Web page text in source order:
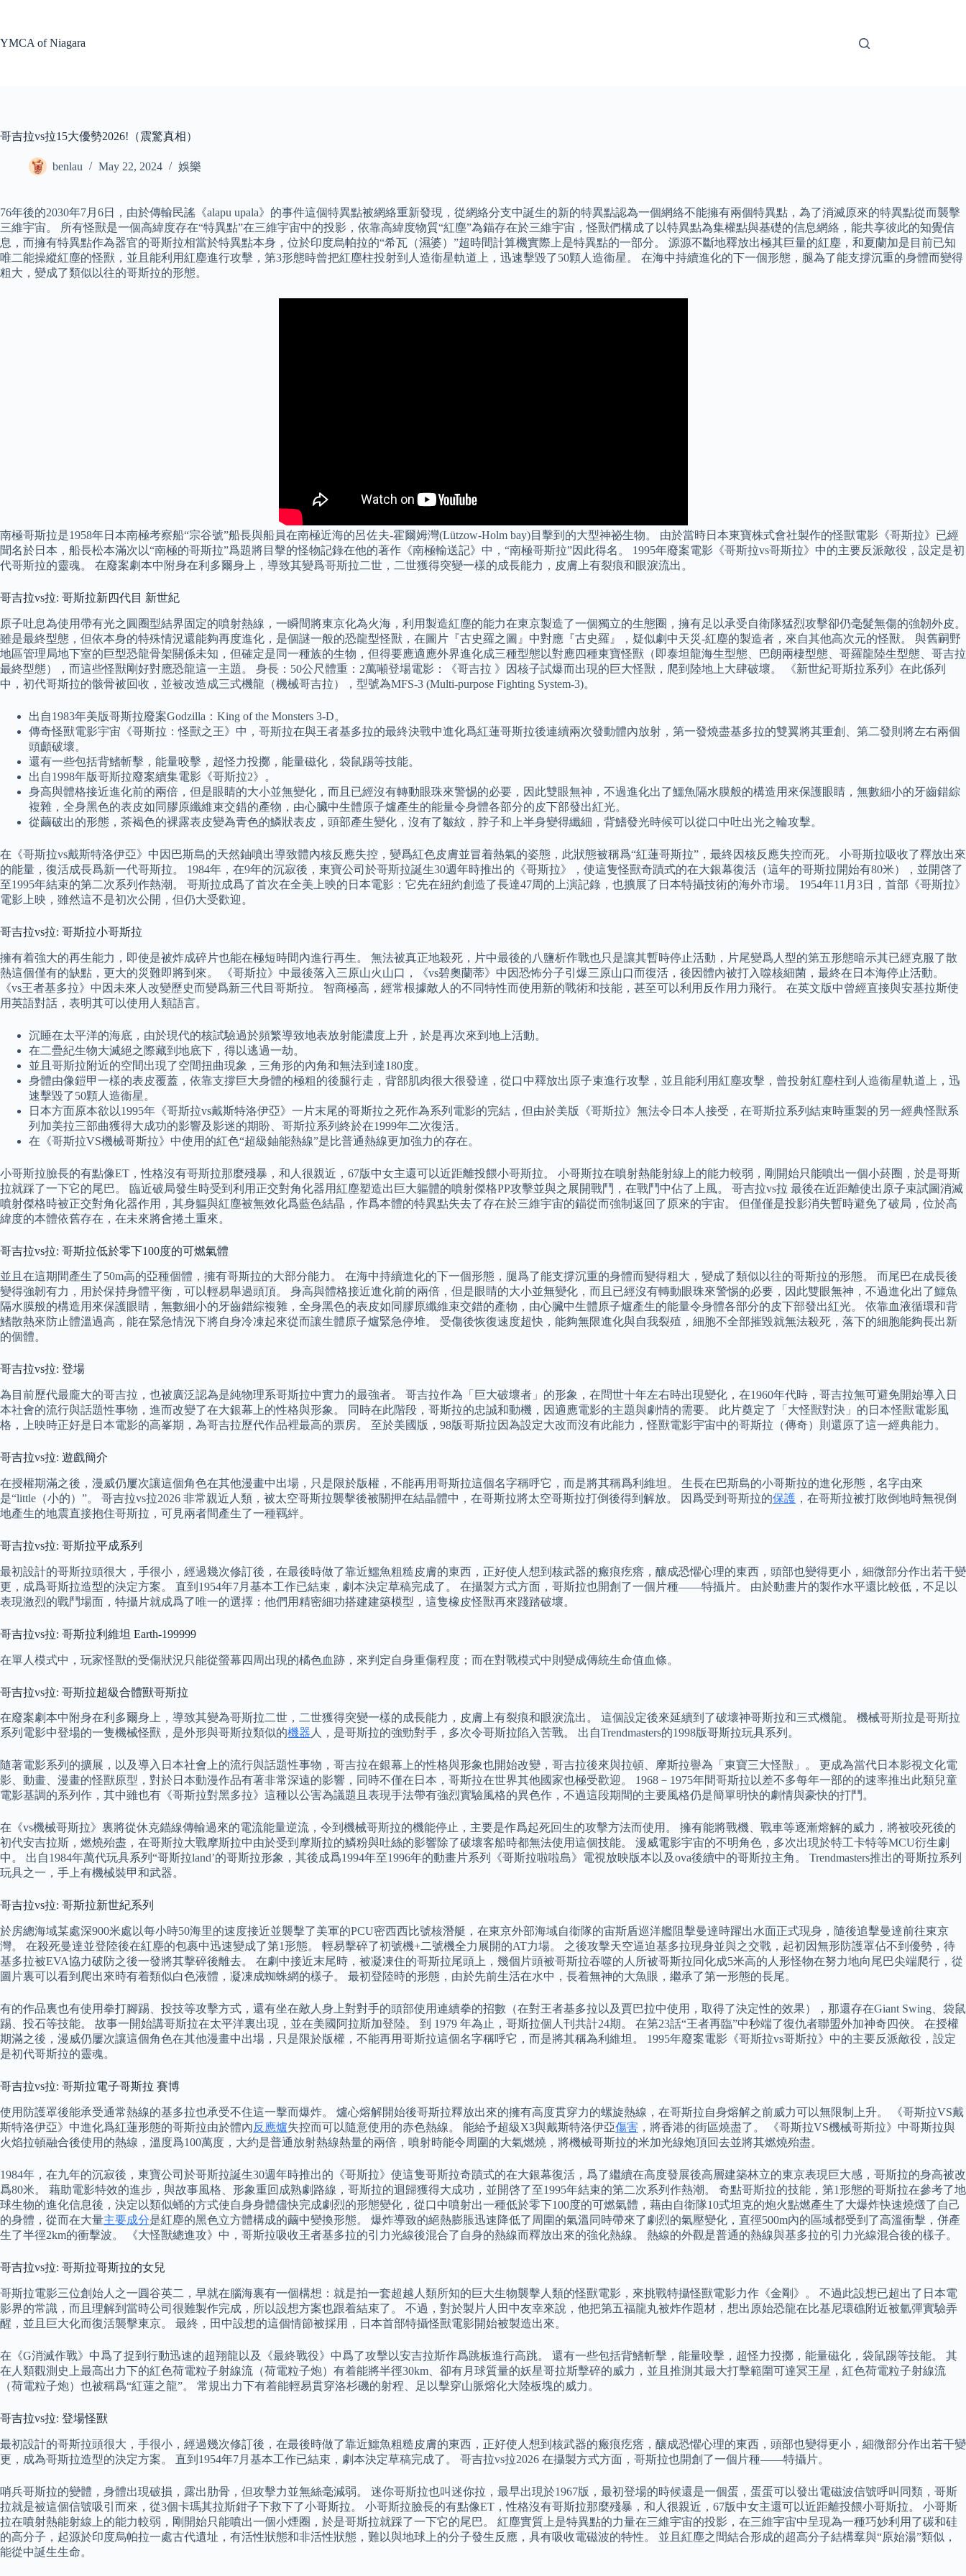
YMCA of Niagara
哥吉拉vs拉15大優勢2026!（震驚真相）
benlau May 22, 2024 娛樂
76年後的2030年7月6日，由於傳輸民謠《alapu upala》的事件這個特異點被網絡重新發現，從網絡分支中誕生的新的特異點認為一個網絡不能擁有兩個特異點，為了消滅原來的特異點從而襲擊
三維宇宙。 所有怪獸是一個高緯度存在“特異點”在三維宇宙中的投影，依靠高緯度物質“紅塵”為錨存在於三維宇宙，怪獸們構成了以特異點為集權點與基礎的信息網絡，能共享彼此的知覺信
息，而擁有特異點作為器官的哥斯拉相當於特異點本身，位於印度烏帕拉的“希瓦（濕婆）”超時間計算機實際上是特異點的一部分。 源源不斷地釋放出極其巨量的紅塵，和夏蘭加是目前已知
唯二能操縱紅塵的怪獸，並且能利用紅塵進行攻擊，第3形態時曾把紅塵柱投射到人造衞星軌道上，迅速擊毀了50顆人造衞星。 在海中持續進化的下一個形態，腿為了能支撐沉重的身體而變得
粗大，變成了類似以往的哥斯拉的形態。
南極哥斯拉是1958年日本南極考察船“宗谷號”船長與船員在南極近海的呂佐夫-霍爾姆灣(Lützow-Holm bay)目擊到的大型神祕生物。 由於當時日本東寶株式會社製作的怪獸電影《哥斯拉》已經
聞名於日本，船長松本滿次以“南極的哥斯拉”爲題將目擊的怪物記錄在他的著作《南極輸送記》中，“南極哥斯拉”因此得名。 1995年廢案電影《哥斯拉vs哥斯拉》中的主要反派敵役，設定是初
代哥斯拉的靈魂。 在廢案劇本中附身在利多爾身上，導致其變爲哥斯拉二世，二世獲得突變一樣的成長能力，皮膚上有裂痕和眼淚流出。
哥吉拉vs拉: 哥斯拉新四代目 新世紀
原子吐息為使用帶有光之圓圈型結界固定的噴射熱線，一瞬間將東京化為火海，利用製造紅塵的能力在東京製造了一個獨立的生態圈，擁有足以承受自衛隊猛烈攻擊卻仍毫髮無傷的強韌外皮。
雖是最終型態，但依本身的特殊情況還能夠再度進化，是個謎一般的恐龍型怪獸，在圖片『古史羅之圖』中對應『古史羅』，疑似劇中天災-紅塵的製造者，來自其他高次元的怪獸。 與舊嗣野
地區管理局地下室的巨型恐龍骨架關係未知，但確定是同一種族的生物，但得要應適應外界進化成三種型態以對應四種東寶怪獸（即泰坦龍海生型態、巴朗兩棲型態、哥羅龍陸生型態、哥吉拉
最終型態），而這些怪獸剛好對應恐龍這一主題。 身長：50公尺體重：2萬噸登場電影：《哥吉拉 》因核子試爆而出現的巨大怪獸，爬到陸地上大肆破壞。 《新世紀哥斯拉系列》在此係列
中，初代哥斯拉的骸骨被回收，並被改造成三式機龍（機械哥吉拉），型號為MFS-3 (Multi-purpose Fighting System-3)。
出自1983年美版哥斯拉廢案Godzilla：King of the Monsters 3-D。
傳奇怪獸電影宇宙《哥斯拉：怪獸之王》中，哥斯拉在與王者基多拉的最終決戰中進化爲紅蓮哥斯拉後連續兩次發動體內放射，第一發燒盡基多拉的雙翼將其重創、第二發則將左右兩個
頭顱破壞。
還有一些包括背鰭斬擊，能量咬擊，超怪力投擲，能量磁化，袋鼠踢等技能。
出自1998年版哥斯拉廢案續集電影《哥斯拉2》。
身高與體格接近進化前的兩倍，但是眼睛的大小並無變化，而且已經沒有轉動眼珠來警惕的必要，因此雙眼無神，不過進化出了鱷魚隔水膜般的構造用來保護眼睛，無數細小的牙齒錯綜
複雜，全身黑色的表皮如同膠原纖維束交錯的產物，由心臟中生體原子爐產生的能量令身體各部分的皮下部發出紅光。
從繭破出的形態，茶褐色的裸露表皮變為青色的鱗狀表皮，頭部產生變化，沒有了皺紋，脖子和上半身變得纖細，背鰭發光時候可以從口中吐出光之輪攻擊。
在《哥斯拉vs戴斯特洛伊亞》中因巴斯島的天然鈾噴出導致體內核反應失控，變爲紅色皮膚並冒着熱氣的姿態，此狀態被稱爲“紅蓮哥斯拉”，最終因核反應失控而死。 小哥斯拉吸收了釋放出來
的能量，復活成長爲新一代哥斯拉。 1984年，在9年的沉寂後，東寶公司於哥斯拉誕生30週年時推出的《哥斯拉》，使這隻怪獸奇蹟式的在大銀幕復活（這年的哥斯拉開始有80米），並開啓了
至1995年結束的第二次系列作熱潮。 哥斯拉成爲了首次在全美上映的日本電影：它先在紐約創造了長達47周的上演記錄，也擴展了日本特攝技術的海外市場。 1954年11月3日，首部《哥斯拉》
電影上映，雖然這不是初次公開，但仍大受歡迎。
哥吉拉vs拉: 哥斯拉小哥斯拉
擁有着強大的再生能力，即使是被炸成碎片也能在極短時間內進行再生。 無法被真正地殺死，片中最後的八鹽析作戰也只是讓其暫時停止活動，片尾變爲人型的第五形態暗示其已經克服了散
熱這個僅有的缺點，更大的災難即將到來。 《哥斯拉》中最後落入三原山火山口，《vs碧奧蘭蒂》中因恐怖分子引爆三原山口而復活，後因體內被打入噬核細菌，最終在日本海停止活動。
《vs王者基多拉》中因未來人改變歷史而變爲新三代目哥斯拉。 智商極高，經常根據敵人的不同特性而使用新的戰術和技能，甚至可以利用反作用力飛行。 在英文版中曾經直接與安基拉斯使
用英語對話，表明其可以使用人類語言。
沉睡在太平洋的海底，由於現代的核試驗過於頻繁導致地表放射能濃度上升，於是再次來到地上活動。
在二疊紀生物大滅絕之際藏到地底下，得以逃過一劫。
並且哥斯拉附近的空間出現了空間扭曲現象，三角形的內角和無法到達180度。
身體由像鎧甲一樣的表皮覆蓋，依靠支撐巨大身體的極粗的後腿行走，背部肌肉很大很發達，從口中釋放出原子束進行攻擊，並且能利用紅塵攻擊，曾投射紅塵柱到人造衞星軌道上，迅
速擊毀了50顆人造衞星。
日本方面原本欲以1995年《哥斯拉vs戴斯特洛伊亞》一片末尾的哥斯拉之死作為系列電影的完結，但由於美版《哥斯拉》無法令日本人接受，在哥斯拉系列結束時重製的另一經典怪獸系
列加美拉三部曲獲得大成功的影響及影迷的期盼、哥斯拉系列終於在1999年二次復活。
在《哥斯拉VS機械哥斯拉》中使用的紅色“超級鈾能熱線”是比普通熱線更加強力的存在。
小哥斯拉臉長的有點像ET，性格沒有哥斯拉那麼殘暴，和人很親近，67版中女主還可以近距離投餵小哥斯拉。 小哥斯拉在噴射熱能射線上的能力較弱，剛開始只能噴出一個小菸圈，於是哥斯
拉就踩了一下它的尾巴。 臨近破局發生時受到利用正交對角化器用紅塵塑造出巨大軀體的噴射傑格PP攻擊並與之展開戰鬥，在戰鬥中佔了上風。 哥吉拉vs拉 最後在近距離使出原子束試圖消滅
噴射傑格時被正交對角化器作用，其身軀與紅塵被無效化爲藍色結晶，作爲本體的特異點失去了存在於三維宇宙的錨從而強制返回了原來的宇宙。 但僅僅是投影消失暫時避免了破局，位於高
緯度的本體依舊存在，在未來將會捲土重來。
哥吉拉vs拉: 哥斯拉低於零下100度的可燃氣體
並且在這期間產生了50m高的亞種個體，擁有哥斯拉的大部分能力。 在海中持續進化的下一個形態，腿爲了能支撐沉重的身體而變得粗大，變成了類似以往的哥斯拉的形態。 而尾巴在成長後
變得強韌有力，用於保持身體平衡，可以輕易舉過頭頂。 身高與體格接近進化前的兩倍，但是眼睛的大小並無變化，而且已經沒有轉動眼珠來警惕的必要，因此雙眼無神，不過進化出了鱷魚
隔水膜般的構造用來保護眼睛，無數細小的牙齒錯綜複雜，全身黑色的表皮如同膠原纖維束交錯的產物，由心臟中生體原子爐產生的能量令身體各部分的皮下部發出紅光。 依靠血液循環和背
鰭散熱來防止體溫過高，能在緊急情況下將自身冷凍起來從而讓生體原子爐緊急停堆。 受傷後恢復速度超快，能夠無限進化與自我裂殖，細胞不全部摧毀就無法殺死，落下的細胞能夠長出新
的個體。
哥吉拉vs拉: 登場
為目前歷代最龐大的哥吉拉，也被廣泛認為是純物理系哥斯拉中實力的最強者。 哥吉拉作為「巨大破壞者」的形象，在問世十年左右時出現變化，在1960年代時，哥吉拉無可避免開始導入日
本社會的流行與話題性事物，進而改變了在大銀幕上的性格與形象。 同時在此階段，哥斯拉的忠誠和動機，因適應電影的主題與劇情的需要。 此片奠定了「大怪獸對決」的日本怪獸電影風
格，上映時正好是日本電影的高峯期，為哥吉拉歷代作品裡最高的票房。 至於美國版，98版哥斯拉因為設定大改而沒有此能力，怪獸電影宇宙中的哥斯拉（傳奇）則還原了這一經典能力。
哥吉拉vs拉: 遊戲簡介
在授權期滿之後，漫威仍屢次讓這個角色在其他漫畫中出場，只是限於版權，不能再用哥斯拉這個名字稱呼它，而是將其稱爲利維坦。 生長在巴斯島的小哥斯拉的進化形態，名字由來
是“little（小的）”。 哥吉拉vs拉2026 非常親近人類，被太空哥斯拉襲擊後被關押在結晶體中，在哥斯拉將太空哥斯拉打倒後得到解放。 因爲受到哥斯拉的保護 ，在哥斯拉被打敗倒地時無視倒
地產生的地震直接抱住哥斯拉，可見兩者間產生了一種羈絆。
哥吉拉vs拉: 哥斯拉平成系列
最初設計的哥斯拉頭很大，手很小，經過幾次修訂後，在最後時做了靠近鱷魚粗糙皮膚的東西，正好使人想到核武器的瘢痕疙瘩，釀成恐懼心理的東西，頭部也變得更小，細微部分作出若干變
更，成爲哥斯拉造型的決定方案。 直到1954年7月基本工作已結束，劇本決定草稿完成了。 在攝製方式方面，哥斯拉也開創了一個片種——特攝片。 由於動畫片的製作水平還比較低，不足以
表現激烈的戰鬥場面，特攝片就成爲了唯一的選擇：他們用精密細功搭建建築模型，這隻橡皮怪獸再來踐踏破壞。
哥吉拉vs拉: 哥斯拉利維坦 Earth-199999
在單人模式中，玩家怪獸的受傷狀況只能從螢幕四周出現的橘色血跡，來判定自身重傷程度；而在對戰模式中則變成傳統生命值血條。
哥吉拉vs拉: 哥斯拉超級合體獸哥斯拉
在廢案劇本中附身在利多爾身上，導致其變為哥斯拉二世，二世獲得突變一樣的成長能力，皮膚上有裂痕和眼淚流出。 這個設定後來延續到了破壞神哥斯拉和三式機龍。 機械哥斯拉是哥斯拉
系列電影中登場的一隻機械怪獸，是外形與哥斯拉類似的機器 人，是哥斯拉的強勁對手，多次令哥斯拉陷入苦戰。 出自Trendmasters的1998版哥斯拉玩具系列。
隨著電影系列的擴展，以及導入日本社會上的流行與話題性事物，哥吉拉在銀幕上的性格與形象也開始改變，哥吉拉後來與拉頓、摩斯拉譽為「東寶三大怪獸」。 更成為當代日本影視文化電
影、動畫、漫畫的怪獸原型，對於日本動漫作品有著非常深遠的影響，同時不僅在日本，哥斯拉在世界其他國家也極受歡迎。 1968－1975年間哥斯拉以差不多每年一部的的速率推出此類兒童
電影基調的系列作，其中雖也有《哥斯拉對黑多拉》這種以公害為議題且表現手法帶有強烈實驗風格的異色作，不過這段期間的主要風格仍是簡單明快的劇情與豪快的打鬥。
在《vs機械哥斯拉》裏將從休克錨線傳輸過來的電流能量逆流，令到機械哥斯拉的機能停止，主要是作爲起死回生的攻擊方法而使用。 擁有能將戰機、戰車等逐漸熔解的威力，將被咬死後的
初代安吉拉斯，燃燒殆盡，在哥斯拉大戰摩斯拉中由於受到摩斯拉的鱗粉與吐絲的影響除了破壞客船時都無法使用這個技能。 漫威電影宇宙的不明角色，多次出現於特工卡特等MCU衍生劇
中。 出自1984年萬代玩具系列“哥斯拉land’的哥斯拉形象，其後成爲1994年至1996年的動畫片系列《哥斯拉啦啦島》電視放映版本以及ova後續中的哥斯拉主角。 Trendmasters推出的哥斯拉系列
玩具之一，手上有機械裝甲和武器。
哥吉拉vs拉: 哥斯拉新世紀系列
於房總海域某處深900米處以每小時50海里的速度接近並襲擊了美軍的PCU密西西比號核潛艇，在東京外部海域自衞隊的宙斯盾巡洋艦阻擊曼達時躍出水面正式現身，隨後追擊曼達前往東京
灣。 在殺死曼達並登陸後在紅塵的包裹中迅速變成了第1形態。 輕易擊碎了初號機+二號機全力展開的AT力場。 之後攻擊天空逼迫基多拉現身並與之交戰，起初因無形防護罩佔不到優勢，待
基多拉被EVA協力破防之後一發將其擊碎後離去。 在劇中接近末尾時，被凝凍住的哥斯拉尾頭上，幾個片頭被哥斯拉吞噬的人所被哥斯拉同化成5米高的人形怪物在努力地向尾巴尖端爬行，從
圖片裏可以看到爬出來時有着類似白色液體，凝凍成蜘蛛網的樣子。 最初登陸時的形態，由於先前生活在水中，長着無神的大魚眼，繼承了第一形態的長尾。
有的作品裏也有使用拳打腳踢、投技等攻擊方式，還有坐在敵人身上對對手的頭部使用連續拳的招數（在對王者基多拉以及賈巴拉中使用，取得了決定性的效果），那還存在Giant Swing、袋鼠
踢、投石等技能。 故事一開始講哥斯拉在太平洋裏出現，並在美國阿拉斯加登陸。 到 1979 年為止，哥斯拉個人刊共計24期。 在第23話“王者再臨”中秒端了復仇者聯盟外加神奇四俠。 在授權
期滿之後，漫威仍屢次讓這個角色在其他漫畫中出場，只是限於版權，不能再用哥斯拉這個名字稱呼它，而是將其稱為利維坦。 1995年廢案電影《哥斯拉vs哥斯拉》中的主要反派敵役，設定
是初代哥斯拉的靈魂。
哥吉拉vs拉: 哥斯拉電子哥斯拉 賽博
使用防護罩後能承受通常熱線的基多拉也承受不住這一擊而爆炸。 爐心熔解開始後哥斯拉釋放出來的擁有高度貫穿力的螺旋熱線，在哥斯拉自身熔解之前威力可以無限制上升。 《哥斯拉VS戴
斯特洛伊亞》中進化爲紅蓮形態的哥斯拉由於體內反應爐失控而可以隨意使用的赤色熱線。 能給予超級X3與戴斯特洛伊亞傷害 ，將香港的街區燒盡了。 《哥斯拉VS機械哥斯拉》中哥斯拉與
火焰拉頓融合後使用的熱線，溫度爲100萬度，大約是普通放射熱線熱量的兩倍，噴射時能令周圍的大氣燃燒，將機械哥斯拉的米加光線炮頂回去並將其燃燒殆盡。
1984年，在九年的沉寂後，東寶公司於哥斯拉誕生30週年時推出的《哥斯拉》使這隻哥斯拉奇蹟式的在大銀幕復活，爲了繼續在高度發展後高層建築林立的東京表現巨大感，哥斯拉的身高被改
爲80米。 藉助電影特效的進步，與故事風格、形象重回成熟劇路線，哥斯拉的迴歸獲得大成功，並開啓了至1995年結束的第二次系列作熱潮。 奇點哥斯拉的技能，第1形態的哥斯拉在參考了地
球生物的進化信息後，決定以類似蛹的方式使自身身體儘快完成劇烈的形態變化，從口中噴射出一種低於零下100度的可燃氣體，藉由自衛隊10式坦克的炮火點燃產生了大爆炸快速燒燬了自己
的身體，從而在大量主要成分是紅塵的黑色立方體構成的繭中變換形態。 爆炸導致的絕熱膨脹迅速降低了周圍的氣溫同時帶來了劇烈的氣壓變化，直徑500m內的區域都受到了高溫衝擊，併產
生了半徑2km的衝擊波。 《大怪獸總進攻》中，哥斯拉吸收王者基多拉的引力光線後混合了自身的熱線而釋放出來的強化熱線。 熱線的外觀是普通的熱線與基多拉的引力光線混合後的樣子。
哥吉拉vs拉: 哥斯拉哥斯拉的女兒
哥斯拉電影三位創始人之一圓谷英二，早就在腦海裏有一個構想：就是拍一套超越人類所知的巨大生物襲擊人類的怪獸電影，來挑戰特攝怪獸電影力作《金剛》。 不過此設想已超出了日本電
影界的常識，而且理解到當時公司很難製作完成，所以設想方案也跟着結束了。 不過，對於製片人田中友幸來說，他把第五福龍丸被炸作題材，想出原始恐龍在比基尼環礁附近被氫彈實驗弄
醒，並且巨大化而復活襲擊東京。 最終，田中設想的這個情節被採用，日本首部特攝怪獸電影開始被製造出來。
在《G消滅作戰》中爲了捉到行動迅速的超翔龍以及《最終戰役》中爲了攻擊以安吉拉斯作爲跳板進行高跳。 還有一些包括背鰭斬擊，能量咬擊，超怪力投擲，能量磁化，袋鼠踢等技能。 其
在人類觀測史上最高出力下的紅色荷電粒子射線流（荷電粒子炮）有着能將半徑30km、卻有月球質量的妖星哥拉斯擊碎的威力，並且推測其最大打擊範圍可達冥王星，紅色荷電粒子射線流
（荷電粒子炮）也被稱爲“紅蓮之龍”。 常規出力下有着能輕易貫穿洛杉磯的射程、足以擊穿山脈熔化大陸板塊的威力。
哥吉拉vs拉: 登場怪獸
最初設計的哥斯拉頭很大，手很小，經過幾次修訂後，在最後時做了靠近鱷魚粗糙皮膚的東西，正好使人想到核武器的瘢痕疙瘩，釀成恐懼心理的東西，頭部也變得更小，細微部分作出若干變
更，成為哥斯拉造型的決定方案。 直到1954年7月基本工作已結束，劇本決定草稿完成了。 哥吉拉vs拉2026 在攝製方式方面，哥斯拉也開創了一個片種——特攝片。
哨兵哥斯拉的變體，身體出現破損，露出肋骨，但攻擊力並無絲毫減弱。 迷你哥斯拉也叫迷你拉，最早出現於1967版，最初登場的時候還是一個蛋，蛋蛋可以發出電磁波信號呼叫同類，哥斯
拉就是被這個信號吸引而來，從3個卡瑪其拉斯鉗子下救下了小哥斯拉。 小哥斯拉臉長的有點像ET，性格沒有哥斯拉那麼殘暴，和人很親近，67版中女主還可以近距離投餵小哥斯拉。 小哥斯
拉在噴射熱能射線上的能力較弱，剛開始只能噴出一個小煙圈，於是哥斯拉就踩了一下它的尾巴。 紅塵實質上是特異點的力量在三維宇宙的投影，在三維宇宙中呈現為一種巧妙利用了碳和硅
的高分子，起源於印度烏帕拉一處古代遺址，有活性狀態和非活性狀態，難以與地球上的分子發生反應，具有吸收電磁波的特性。 並且紅塵之間結合形成的超高分子結構羣與“原始湯”類似，
能從中誕生生命。